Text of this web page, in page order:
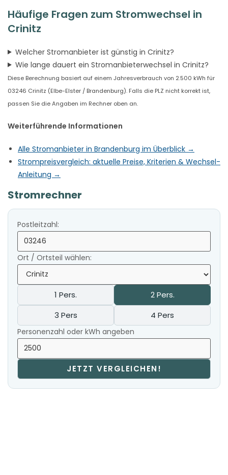
Häufige Fragen zum Stromwechsel in
Crinitz
Welcher Stromanbieter ist günstig in Crinitz?
Wie lange dauert ein Stromanbieterwechsel in Crinitz?
Diese Berechnung basiert auf einem Jahresverbrauch von 2.500 kWh für
03246 Crinitz (Elbe-Elster / Brandenburg). Falls die PLZ nicht korrekt ist,
passen Sie die Angaben im Rechner oben an.
Weiterführende Informationen
Alle Stromanbieter in Brandenburg im Überblick →
Strompreisvergleich: aktuelle Preise, Kriterien & Wechsel-
Anleitung →
Stromrechner
Postleitzahl:
Ort / Ortsteil wählen:
1 Pers.
2 Pers.
3 Pers
4 Pers
Personenzahl oder kWh angeben
JETZT VERGLEICHEN!